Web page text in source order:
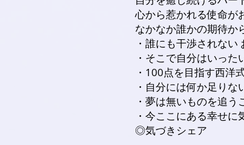
心から惹かれる使命が
なかなか誰かの期待か
・誰にも干渉されない
・そこで自分はいった
・100点を目指す西洋
・自分には何か足り
・夢は無いものを追う
・今ここにある幸せに
◎気づきシェア